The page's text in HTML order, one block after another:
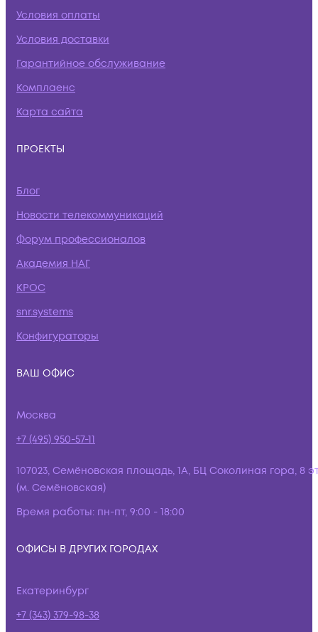
Условия оплаты
Условия доставки
Гарантийное обслуживание
Комплаенс
Карта сайта
ПРОЕКТЫ
Блог
Новости телекоммуникаций
Форум профессионалов
Академия НАГ
КРОС
snr.systems
Конфигураторы
ВАШ ОФИС
Москва
+7 (495) 950-57-11
107023, Семёновская площадь, 1А, БЦ Соколиная гора, 8
(м. Семёновская)
Время работы: пн-пт, 9:00 - 18:00
ОФИСЫ В ДРУГИХ ГОРОДАХ
Екатеринбург
+7 (343) 379-98-38